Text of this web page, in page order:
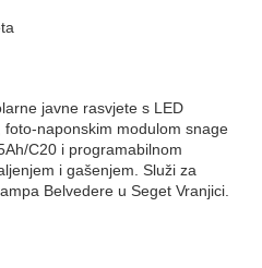
javne rasvjete s LED
naponskim modulom snage
C20 i programabilnom
i gašenjem. Služi za
Belvedere u Seget Vranjici.